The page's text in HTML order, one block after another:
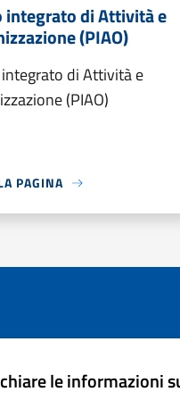
integrato di Attività e
(PIAO)
di Attività e
(PIAO)
PAGINA
le informazioni